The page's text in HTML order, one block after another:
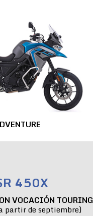
450X
VOCACIÓN TOURING
partir de septiembre)